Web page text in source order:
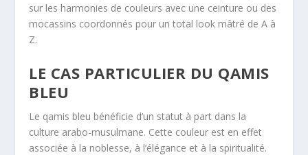
sur les harmonies de couleurs avec une ceinture ou des
mocassins coordonnés pour un total look mâtré de A à
Z.
LE CAS PARTICULIER DU QAMIS
BLEU
Le qamis bleu bénéficie d’un statut à part dans la
culture arabo-musulmane. Cette couleur est en effet
associée à la noblesse, à l’élégance et à la spiritualité.